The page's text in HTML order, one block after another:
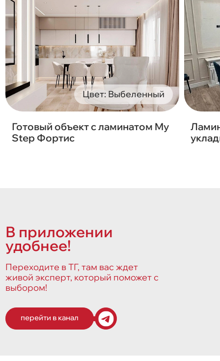
Цвет: Выбеленный
Готовый объект с ламинатом My
Step Фортис
В приложении
удобнее!
Переходите в ТГ, там вас ждет
живой эксперт, который поможет с
выбором!
перейти в канал